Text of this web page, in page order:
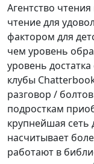
Агентство
чтение для
фактором для
чем уровень
уровень
клубы
разговор /
подросткам
крупнейшая сеть
насчитывает
работают в